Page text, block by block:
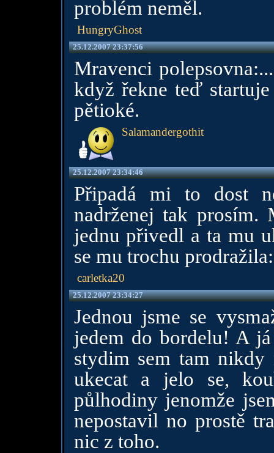
problém neměl.
HungryGhost
25.12.2007 23:37:56
Mravenci
když řekne teď
pětioké.
Salamandergothit
25.12.2007 23:34:46
Připadá mi to dost
nadrženej tak prosím.
jednu přivedl a ta mu
se mu trochu
carletka20
25.12.2007 23:34:27
Jednou jsme se
jedem do bordelu! A
stydim sem tam nikdy
ukecat a jelo se,
půlhodiny jenomže
nepostavil no prostě
nic z toho.